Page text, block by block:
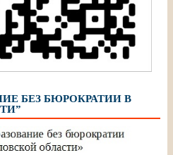
БЕЗ БЮРОКРАТИИ В